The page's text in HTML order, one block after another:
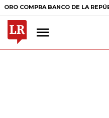
BANCO DE LA REPÚBLICA